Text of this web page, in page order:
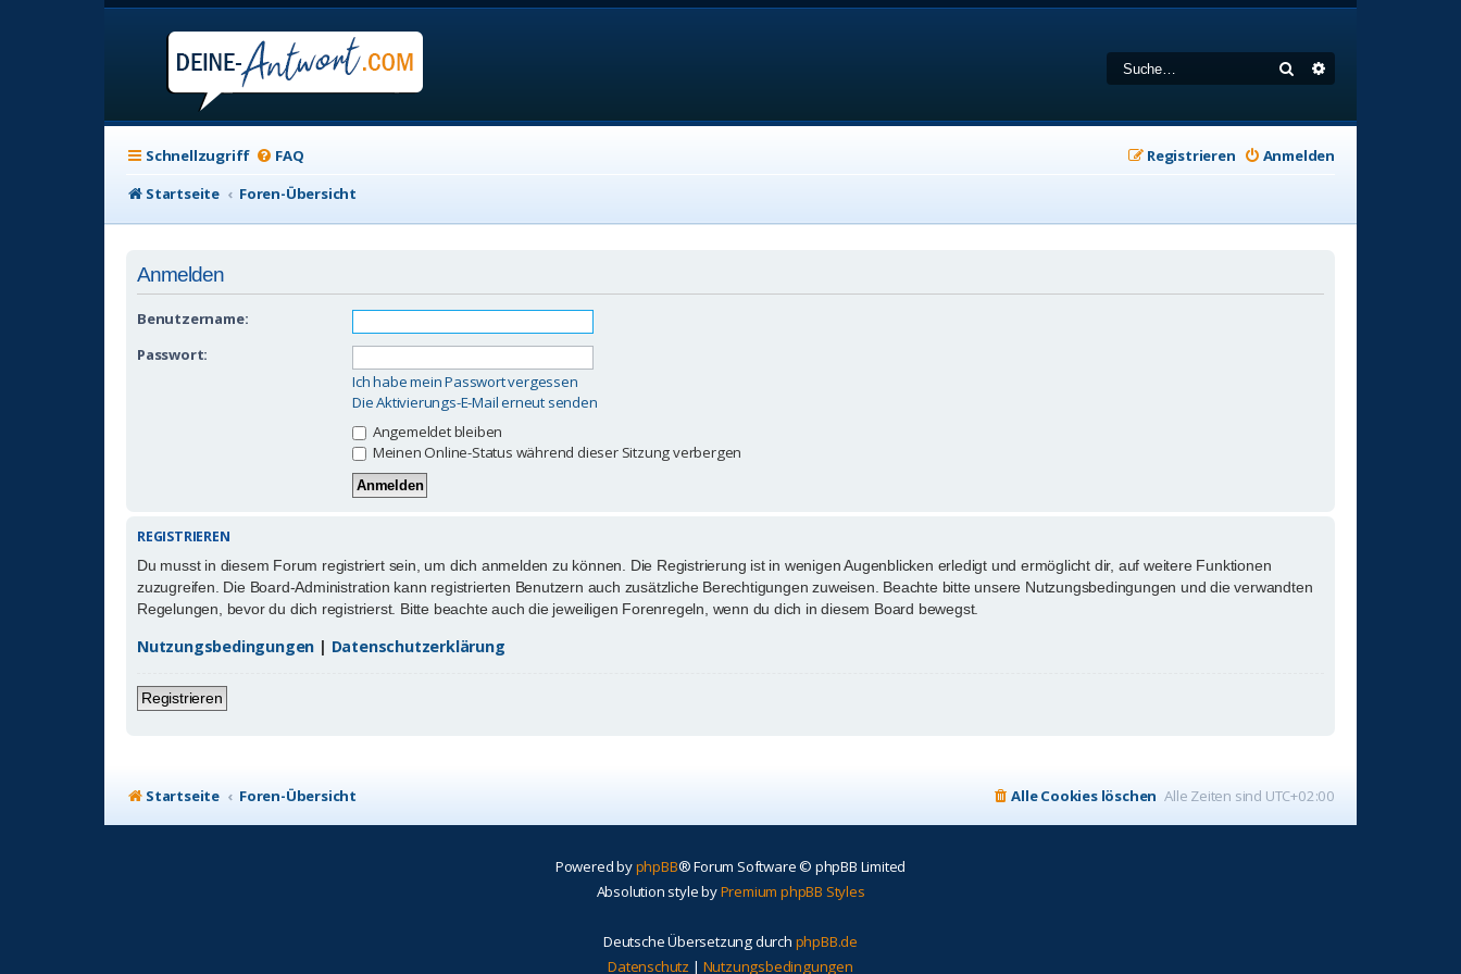
Suche
Schnellzugriff FAQ Anmelden
Registrieren
Startseite
Foren-Übersicht
Anmelden
Benutzername:
Passwort:
Ich habe mein Passwort vergessen
Die Aktivierungs-E-Mail erneut senden
Angemeldet bleiben
Meinen Online-Status während dieser Sitzung verbergen
REGISTRIEREN
Du musst in diesem Forum registriert sein, um dich anmelden zu können. Die Registrierung ist in wenigen Augenblicken erledigt und ermöglicht dir, auf weitere Funktionen
zuzugreifen. Die Board-Administration kann registrierten Benutzern auch zusätzliche Berechtigungen zuweisen. Beachte bitte unsere Nutzungsbedingungen und die verwandten
Regelungen, bevor du dich registrierst. Bitte beachte auch die jeweiligen Forenregeln, wenn du dich in diesem Board bewegst.
Nutzungsbedingungen | Datenschutzerklärung
Registrieren
Startseite Foren-Übersicht Alle Zeiten sind UTC+02:00
Alle Cookies löschen
Powered byphpBB® Forum Software © phpBB Limited
Absolution style byPremium phpBB Styles
Deutsche Übersetzung durch phpBB.de
Datenschutz | Nutzungsbedingungen